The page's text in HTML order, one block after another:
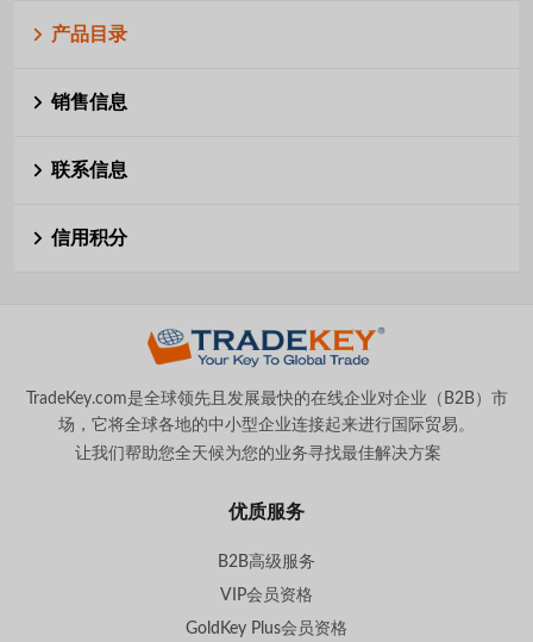
产品目录
销售信息
联系信息
信用积分
TradeKey.com是全球领先且发展最快的在线企业对企业（B2B）市
场，它将全球各地的中小型企业连接起来进行国际贸易。
让我们帮助您全天候为您的业务寻找最佳解决方案
优质服务
B2B高级服务
VIP会员资格
GoldKey Plus会员资格